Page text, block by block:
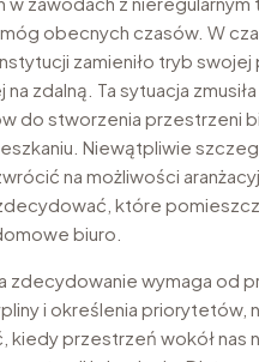
obecnych czasów. W
zamieniło tryb swojej
zdalną. Ta sytuacja
do stworzenia przestrzeni
Niewątpliwie
na możliwości
które
biuro.
zdecydowanie wymaga od
i określenia priorytetów,
kiedy przestrzeń wokół nas